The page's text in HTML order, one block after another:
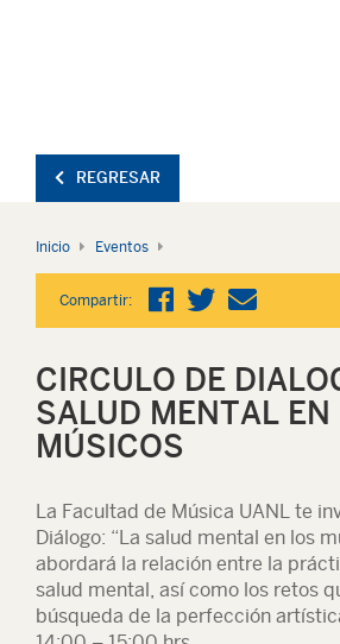
REGRESAR
Inicio Eventos
Compartir:
CIRCULO DE
SALUD MENTAL EN
MÚSICOS
La Facultad de Música UANL te
Diálogo: “La salud mental en los
abordará la relación entre la
salud mental, así como los retos
búsqueda de la perfección